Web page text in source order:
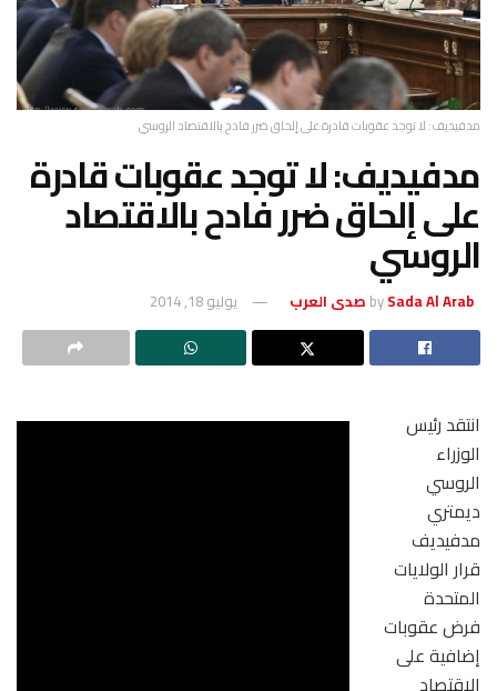
مدفيديف: لا توجد عقوبات قادرة على إلحاق ضرر فادح بالاقتصاد الروسي
مدفيديف: لا توجد عقوبات قادرة
على إلحاق ضرر فادح بالاقتصاد
الروسي
bySada Al Arab صدى العرب يوليو 18, 2014
انتقد رئيس
الوزراء
الروسي
ديمتري
مدفيديف
قرار الولايات
المتحدة
فرض عقوبات
إضافية على
الاقتصاد